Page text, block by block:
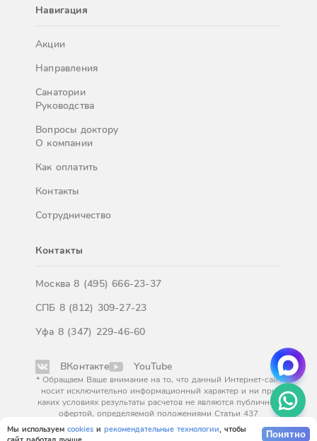
Мы используем cookies и рекомендательные технологии, чтобы
Понятно
Навигация
Акции
Направления
Санатории
Руководства
Вопросы доктору
О компании
Как оплатить
Контакты
Сотрудничество
Контакты
Москва8 (495) 666-23-37
СПБ 8 (812) 309-27-23
Уфа 8 (347) 229-46-60
ВКонтакте YouTube
* Обращаем Ваше внимание на то, что данный Интернет-сайт
носит исключительно информационный характер и ни при
каких условиях результаты расчетов не являются публичной
офертой, определяемой положениями Статьи 437
Гражданского кодекса Российской Федерации. За
окончательным расчетом обращайтесь к нашим менеджерам.